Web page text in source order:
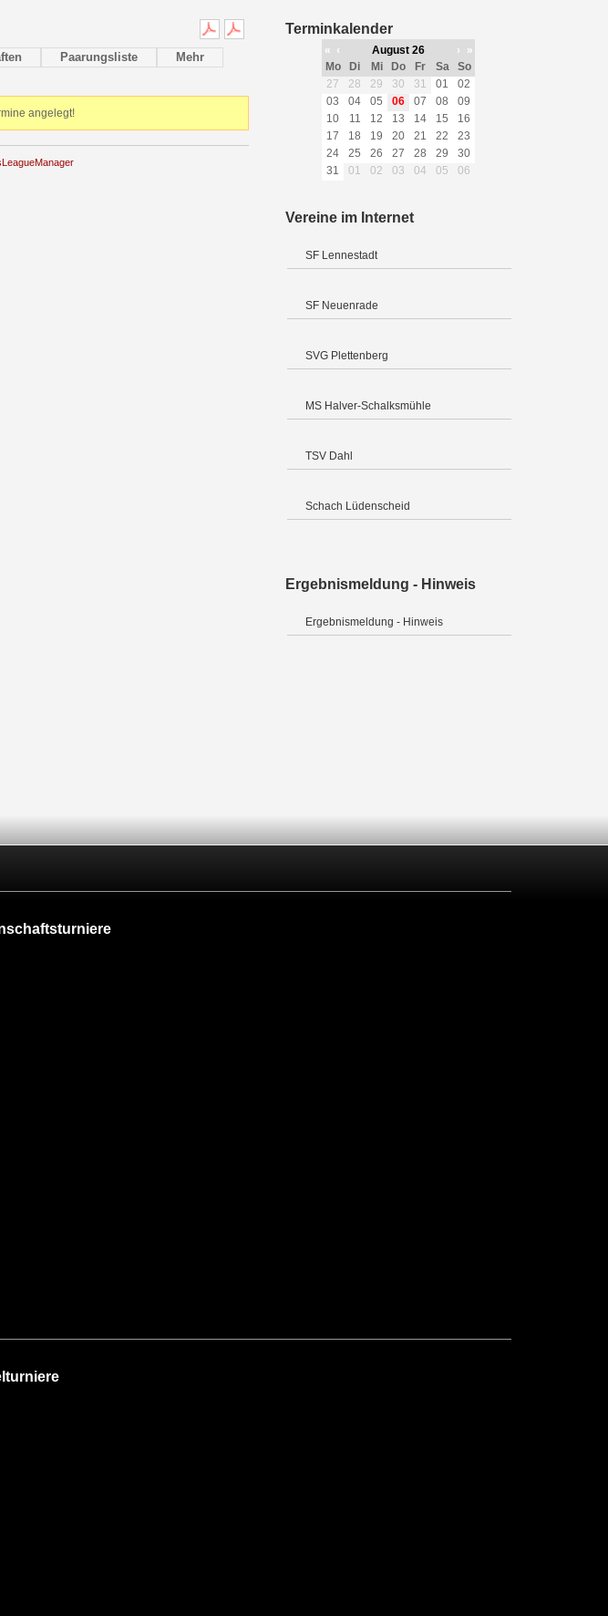
Paarungsliste Mehr
angelegt!
Terminkalender
« ‹ August 26 ›
»
Mo
Di Mi Do Fr Sa
So
27
28 29 30 31 01
02
03
04 05 06 07 08
09
10
11 12 13 14 15
16
17
18 19 20 21 22
23
24
25 26 27 28 29
30
31
01 02 03 04 05 06
Vereine im Internet
SF Lennestadt
SF Neuenrade
SVG Plettenberg
MS Halver-Schalksmühle
TSV Dahl
Schach Lüdenscheid
Ergebnismeldung - Hinweis
Ergebnismeldung - Hinweis